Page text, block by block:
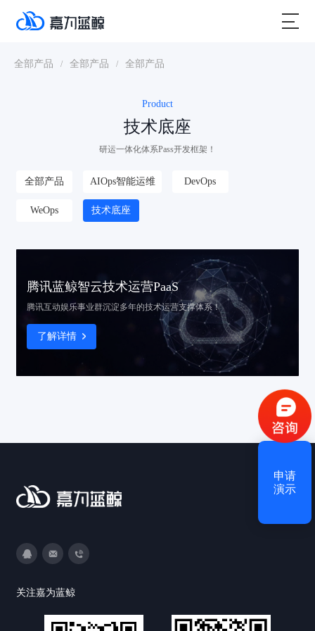
全部产品 / 全部产品 / 全部产品
Product
技术底座
研运一体化体系Pass开发框架！
全部产品 AIOps智能运维 DevOps
WeOps 技术底座
腾讯蓝鲸智云技术运营PaaS
腾讯互动娱乐事业群沉淀多年的技术运营支撑体系！
了解详情
关注嘉为蓝鲸
验证码登录 密码登录
获取验证码
立即注册
申请
演示